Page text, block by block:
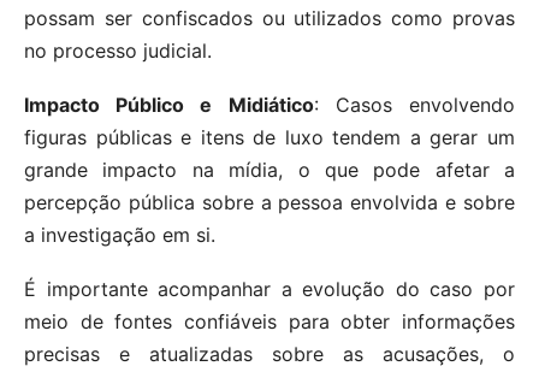
possam ser confiscados ou utilizados como provas
no processo judicial.
Impacto Público e Midiático: Casos envolvendo
figuras públicas e itens de luxo tendem a gerar um
grande impacto na mídia, o que pode afetar a
percepção pública sobre a pessoa envolvida e sobre
a investigação em si.
É importante acompanhar a evolução do caso por
meio de fontes confiáveis para obter informações
precisas e atualizadas sobre as acusações, o